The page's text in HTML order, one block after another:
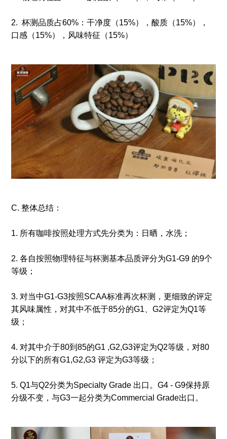
2. 杯测品质占60%：干净度（15%），酸质（15%），
口感（15%），风味特征（15%）
C. 整体总结：
1. 所有咖啡按照处理方式先分类为：日晒，水洗；
2. 各自按照物理特征与杯测基本品质评分为G1-G9 的9个
等级；
3. 对当中G1-G3按照SCAA标准再次杯测，更细致的评定
其风味属性，对其中不低于85分的G1、G2评定为Q1等
级；
4. 对其中介于80到85的G1 ,G2,G3评定为Q2等级，对80
分以下的所有G1,G2,G3 评定为G3等级；
5. Q1与Q2分类为Specialty Grade 出口。G4 - G9保持原
分级不变，与G3一起分类为Commercial Grade出口。